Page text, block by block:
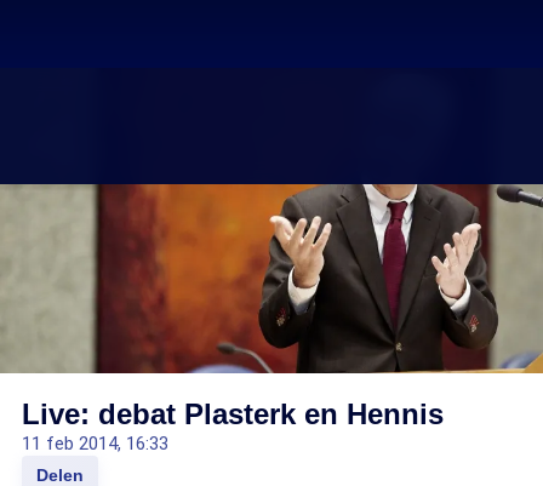
Live: debat Plasterk en Hennis
11 feb 2014, 16:33
Delen